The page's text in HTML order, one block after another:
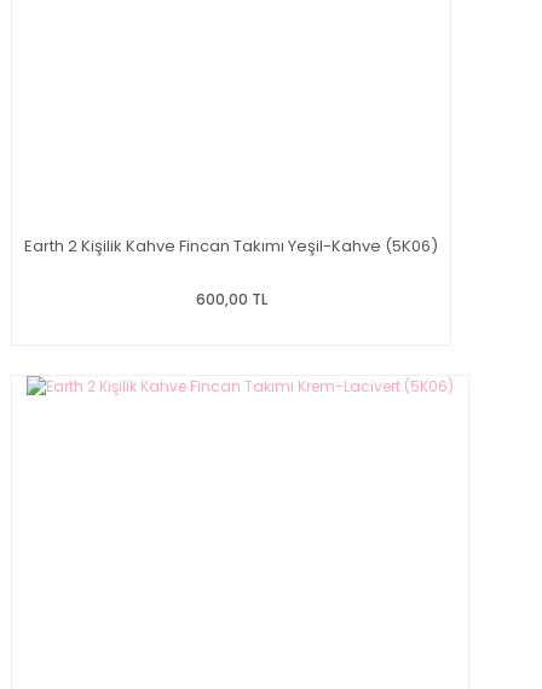
Earth 2 Kişilik Kahve Fincan Takımı Yeşil-Kahve (5K06)
600,00 TL